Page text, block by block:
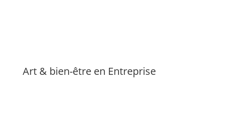
Art & bien-être en Entreprise